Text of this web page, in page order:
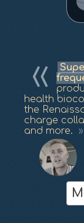
health
the
charge
and more.